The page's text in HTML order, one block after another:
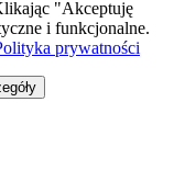
"Akceptuję
i funkcjonalne.
prywatności